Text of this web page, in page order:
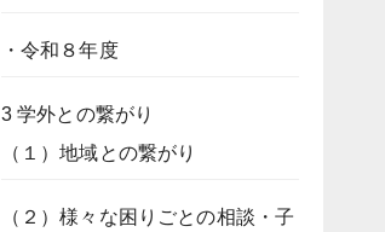
・令和８年度
3 学外との繋がり
（１）地域との繋がり
（２）様々な困りごとの相談・子